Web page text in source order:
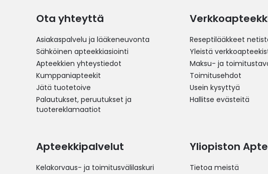
Ota yhteyttä
Asiakaspalvelu ja lääkeneuvonta
Sähköinen apteekkiasiointi
Apteekkien yhteystiedot
Kumppaniapteekit
Jätä tuotetoive
Palautukset, peruutukset ja
tuotereklamaatiot
Reseptilääkkeet
Yleistä
Maksu- ja
Toimitusehdot
Usein kysyttyä
Hallitse evästeitä
Apteekkipalvelut
Kelakorvaus- ja toimitusvälilaskuri
Yliopiston
Tietoa meistä